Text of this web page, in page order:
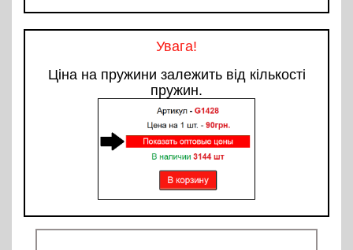
Увага!
Ціна на пружини залежить від кількості
пружин.